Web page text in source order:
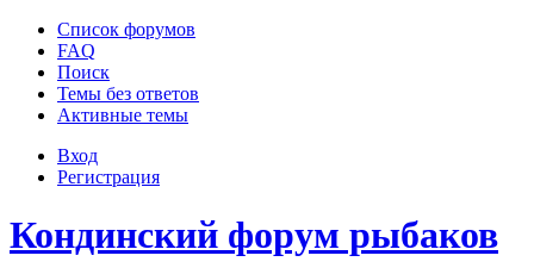
Список форумов
FAQ
Поиск
Темы без ответов
Активные темы
Вход
Регистрация
Кондинский форум рыбаков